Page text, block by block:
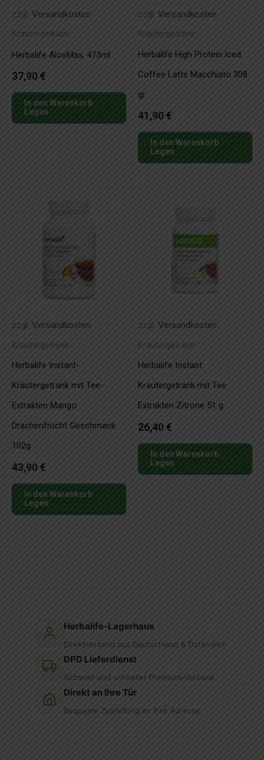
zzgl. Versandkosten
Kräutergetränk
Herbalife AloeMax, 473ml
37,90 €
In den Warenkorb
Legen
zzgl. Versandkosten
Kräutergetränk
Herbalife High Protein Iced
Coffee Latte Macchiato 308
gr
41,90 €
In den Warenkorb
Legen
zzgl. Versandkosten
Kräutergetränk
Herbalife Instant-
Kräutergetränk mit Tee-
Extrakten Mango
Drachenfrucht Geschmack
102g
43,90 €
In den Warenkorb
Legen
zzgl. Versandkosten
Kräutergetränk
Herbalife Instant
Kräutergetränk mit Tee
Extrakten Zitrone 51 g
26,40€
In den Warenkorb
Legen
Herbalife-Lagerhaus
Direktversand aus Deutschland & Österreich
DPD Lieferdienst
Sicherer und schneller Premium-Versand
Direkt an Ihre Tür
Bequeme Zustellung an Ihre Adresse